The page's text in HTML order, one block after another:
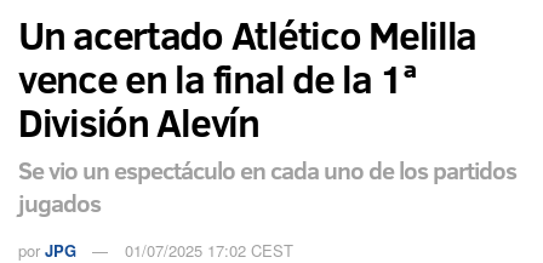
Un acertado Atlético Melilla
vence en la final de la 1ª
División Alevín
Se vio un espectáculo en cada uno de los partidos
jugados
por JPG 01/07/2025 17:02 CEST